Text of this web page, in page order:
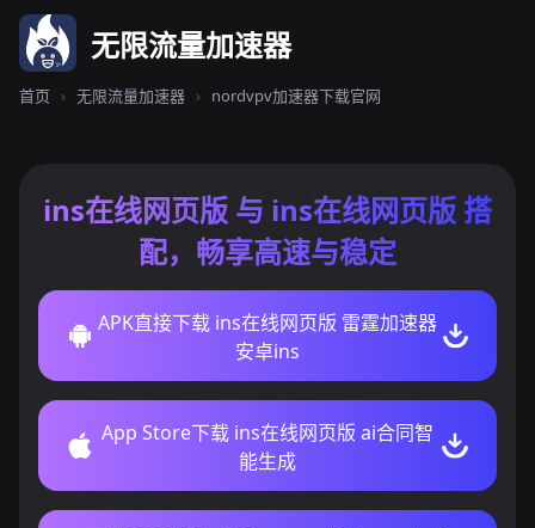
无限流量加速器
首页 › 无限流量加速器 › nordvpv加速器下载官网
ins在线网页版 与 ins在线网页版 搭
配，畅享高速与稳定
APK直接下载 ins在线网页版 雷霆加速器
安卓ins
App Store下载 ins在线网页版 ai合同智
能生成